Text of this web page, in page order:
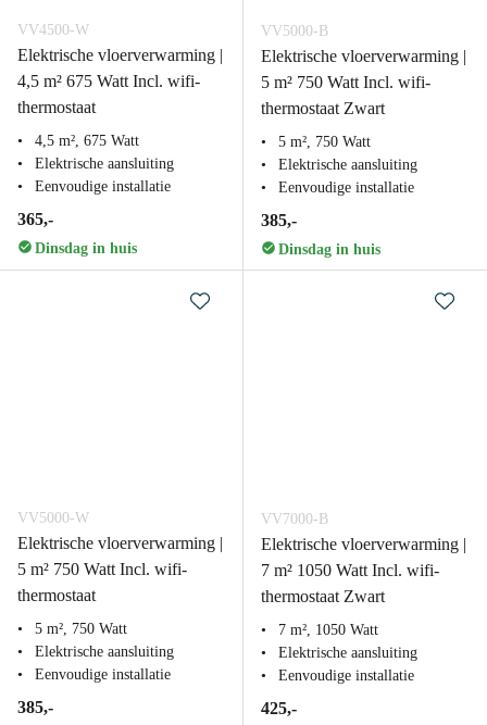
VV4500-W
Elektrische vloerverwarming |
4,5 m² 675 Watt Incl. wifi-
thermostaat
4,5 m², 675 Watt
Elektrische aansluiting
Eenvoudige installatie
365,-
Dinsdag in huis
VV5000-B
Elektrische vloerverwarming |
5 m² 750 Watt Incl. wifi-
thermostaat Zwart
5 m², 750 Watt
Elektrische aansluiting
Eenvoudige installatie
385,-
Dinsdag in huis
VV5000-W
Elektrische vloerverwarming |
5 m² 750 Watt Incl. wifi-
thermostaat
5 m², 750 Watt
Elektrische aansluiting
Eenvoudige installatie
385,-
VV7000-B
Elektrische vloerverwarming |
7 m² 1050 Watt Incl. wifi-
thermostaat Zwart
7 m², 1050 Watt
Elektrische aansluiting
Eenvoudige installatie
425,-